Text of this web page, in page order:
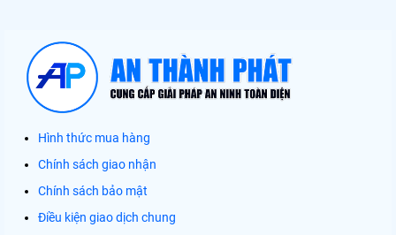
Hình thức mua hàng
Chính sách giao nhận
Chính sách bảo mật
Điều kiện giao dịch chung